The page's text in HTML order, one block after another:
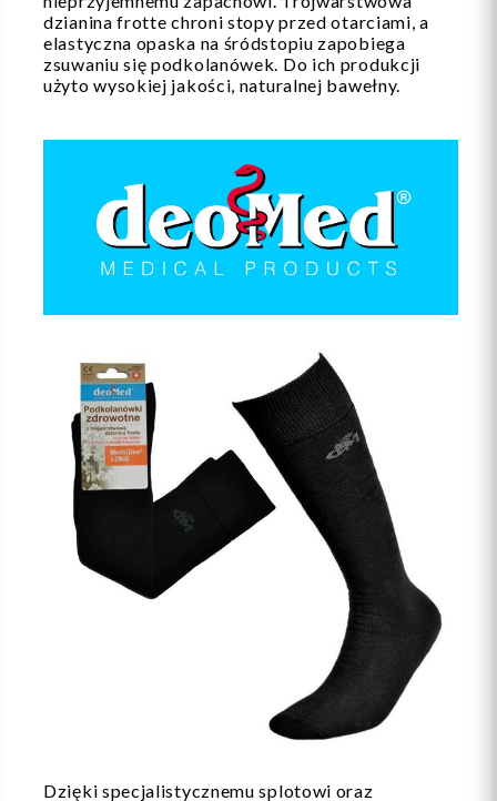
dzianina frotte chroni stopy przed otarciami, a
elastyczna opaska na śródstopiu zapobiega
zsuwaniu się podkolanówek. Do ich produkcji
użyto wysokiej jakości, naturalnej bawełny.
Dzięki specjalistycznemu splotowi oraz